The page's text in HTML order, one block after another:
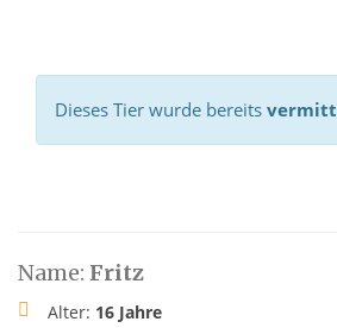
Dieses Tier wurde bereits
Name: Fritz
Alter: 16 Jahre